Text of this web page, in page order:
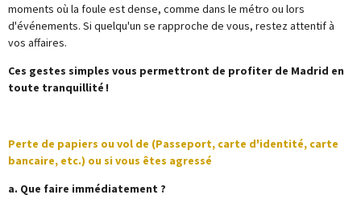
moments où la foule est dense, comme dans le métro ou lors
d'événements. Si quelqu'un se rapproche de vous, restez attentif à
vos affaires.
Ces gestes simples vous permettront de profiter de Madrid en
toute tranquillité !
Perte de papiers ou vol de (Passeport, carte d'identité, carte
bancaire, etc.) ou si vous êtes agressé
a. Que faire immédiatement ?